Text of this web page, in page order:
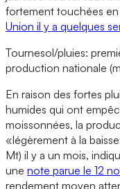
fortement touchées
Union il y a quelques
Tournesol/pluies:
production nationale
En raison des fortes
humides qui ont
moissonnées, la
«légèrement à la
Mt) il y a un mois,
une note parue le 12
rendement moyen